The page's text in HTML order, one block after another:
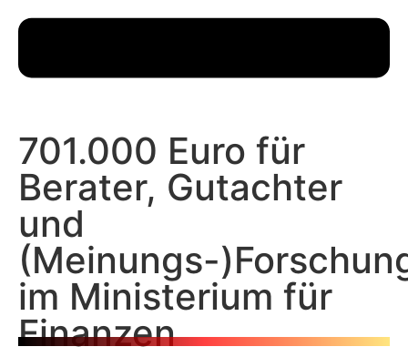
701.000 Euro für
Berater, Gutachter
und
(Meinungs-
im Ministerium für
Finanzen